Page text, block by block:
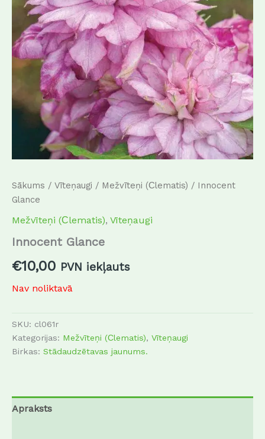
Sākums / Vīteņaugi / Mežvīteņi (Сlematis) / Innocent
Glance
Mežvīteņi (Сlematis), Vīteņaugi
Innocent Glance
€10,00 PVN iekļauts
Nav noliktavā
SKU: cl061r
Kategorijas: Mežvīteņi (Сlematis), Vīteņaugi
Birkas: Stādaudzētavas jaunums.
Apraksts